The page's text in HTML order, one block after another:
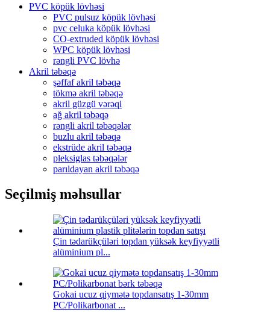
PVC köpük lövhəsi
PVC pulsuz köpük lövhəsi
pvc celuka köpük lövhəsi
CO-extruded köpük lövhəsi
WPC köpük lövhəsi
rəngli PVC lövhə
Akril təbəqə
şəffaf akril təbəqə
tökmə akril təbəqə
akril güzgü vərəqi
ağ akril təbəqə
rəngli akril təbəqələr
buzlu akril təbəqə
ekstrüde akril təbəqə
pleksiglas təbəqələr
parıldayan akril təbəqə
Seçilmiş məhsullar
Çin tədarükçüləri topdan yüksək keyfiyyətli
alüminium pl...
Gokai ucuz qiymətə topdansatış 1-30mm
PC/Polikarbonat ...